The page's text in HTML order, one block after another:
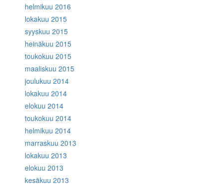
helmikuu 2016
lokakuu 2015
syyskuu 2015
heinäkuu 2015
toukokuu 2015
maaliskuu 2015
joulukuu 2014
lokakuu 2014
elokuu 2014
toukokuu 2014
helmikuu 2014
marraskuu 2013
lokakuu 2013
elokuu 2013
kesäkuu 2013